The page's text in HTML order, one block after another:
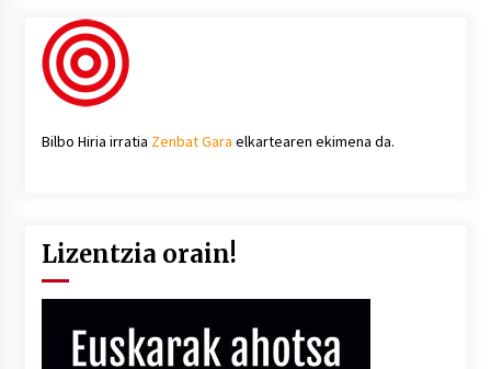
Bilbo Hiria irratia Zenbat Gara elkartearen ekimena da.
Lizentzia orain!